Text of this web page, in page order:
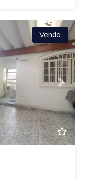
Next
Venda